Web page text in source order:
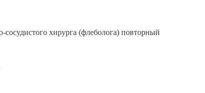
сосудистого хирурга (флеболога) повторный